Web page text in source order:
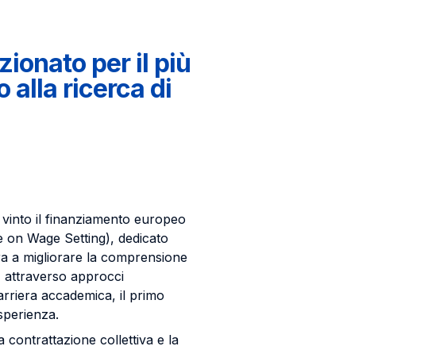
per il più
alla ricerca di
il finanziamento europeo
Wage Setting), dedicato
a migliorare la comprensione
attraverso approcci
accademica, il primo
contrattazione collettiva e la